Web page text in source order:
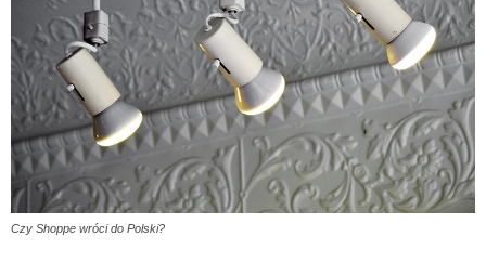
Czy Shoppe wróci do Polski?